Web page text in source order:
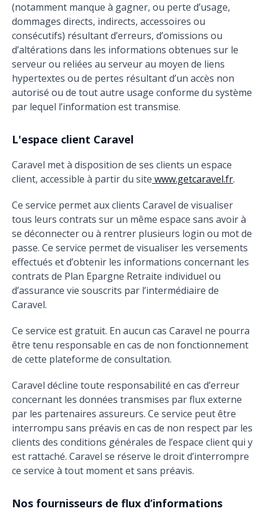
(notamment manque à gagner, ou perte d’usage,
dommages directs, indirects, accessoires ou
consécutifs) résultant d’erreurs, d’omissions ou
d’altérations dans les informations obtenues sur le
serveur ou reliées au serveur au moyen de liens
hypertextes ou de pertes résultant d’un accès non
autorisé ou de tout autre usage conforme du système
par lequel l’information est transmise.
L'espace client Caravel
Caravel met à disposition de ses clients un espace
client, accessible à partir du site www.getcaravel.fr.
Ce service permet aux clients Caravel de visualiser
tous leurs contrats sur un même espace sans avoir à
se déconnecter ou à rentrer plusieurs login ou mot de
passe. Ce service permet de visualiser les versements
effectués et d’obtenir les informations concernant les
contrats de Plan Epargne Retraite individuel ou
d’assurance vie souscrits par l’intermédiaire de
Caravel.
Ce service est gratuit. En aucun cas Caravel ne pourra
être tenu responsable en cas de non fonctionnement
de cette plateforme de consultation.
Caravel décline toute responsabilité en cas d’erreur
concernant les données transmises par flux externe
par les partenaires assureurs. Ce service peut être
interrompu sans préavis en cas de non respect par les
clients des conditions générales de l’espace client qui y
est rattaché. Caravel se réserve le droit d’interrompre
ce service à tout moment et sans préavis.
Nos fournisseurs de flux d’informations